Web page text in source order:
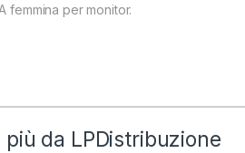
femmina per monitor.
più da LPDistribuzione